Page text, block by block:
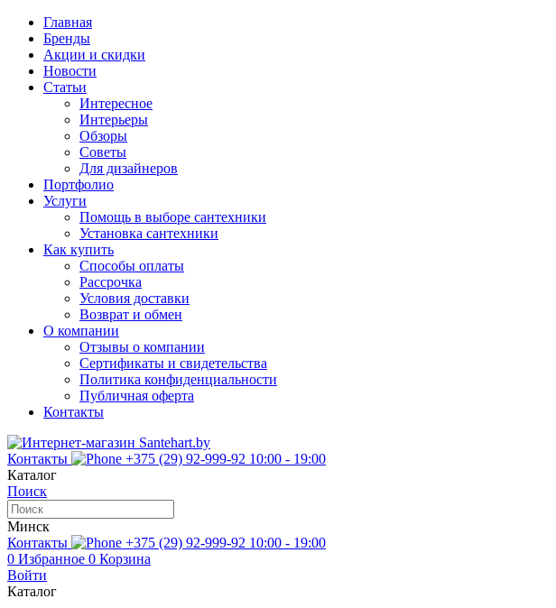
Главная
Бренды
Акции и скидки
Новости
Статьи
Интересное
Интерьеры
Обзоры
Советы
Для дизайнеров
Портфолио
Услуги
Помощь в выборе сантехники
Установка сантехники
Как купить
Способы оплаты
Рассрочка
Условия доставки
Возврат и обмен
О компании
Отзывы о компании
Сертификаты и свидетельства
Политика конфиденциальности
Публичная оферта
Контакты
Контакты +375 (29) 92-999-92 10:00 - 19:00
Каталог
Поиск
Минск
Контакты
+375 (29) 92-999-92 10:00 - 19:00
0 Избранное 0 Корзина
Войти
Каталог